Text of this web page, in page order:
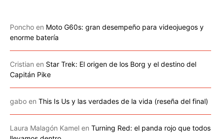
Poncho en Moto G60s: gran desempeño para videojuegos y
enorme batería
Cristian en Star Trek: El origen de los Borg y el destino del
Capitán Pike
gabo en This Is Us y las verdades de la vida (reseña del final)
Laura Malagón Kamel en Turning Red: el panda rojo que todos